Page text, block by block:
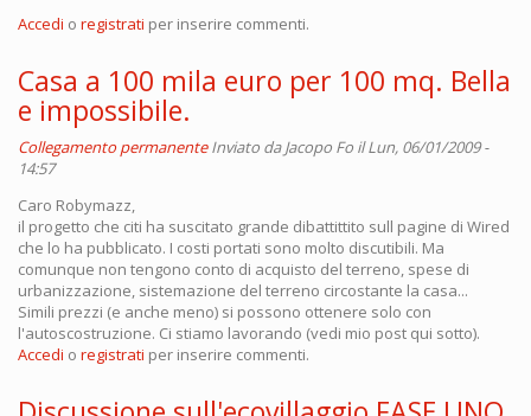
Accedi o registrati per inserire commenti.
Casa a 100 mila euro per 100 mq. Bella
e impossibile.
Collegamento permanente Inviato daJacopo Fo il Lun, 06/01/2009 -
14:57
Caro Robymazz,
il progetto che citi ha suscitato grande dibattittito sull pagine di Wired
che lo ha pubblicato. I costi portati sono molto discutibili. Ma
comunque non tengono conto di acquisto del terreno, spese di
urbanizzazione, sistemazione del terreno circostante la casa...
Simili prezzi (e anche meno) si possono ottenere solo con
l'autoscostruzione. Ci stiamo lavorando (vedi mio post qui sotto).
Accedi o registrati per inserire commenti.